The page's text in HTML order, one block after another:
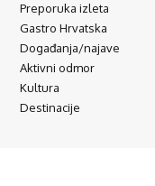
Preporuka izleta
Gastro Hrvatska
Događanja/najave
Aktivni odmor
Kultura
Destinacije